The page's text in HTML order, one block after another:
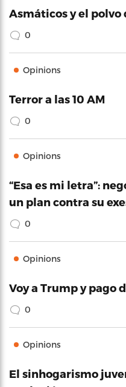
Asmáticos y el polvo
0
Opinions
Terror a las 10 AM
0
Opinions
“Esa es mi letra”:
un plan contra su
0
Opinions
Voy a Trump y pago
0
Opinions
El sinhogarismo